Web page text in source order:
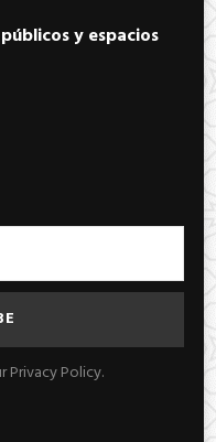
y espacios
Privacy Policy.